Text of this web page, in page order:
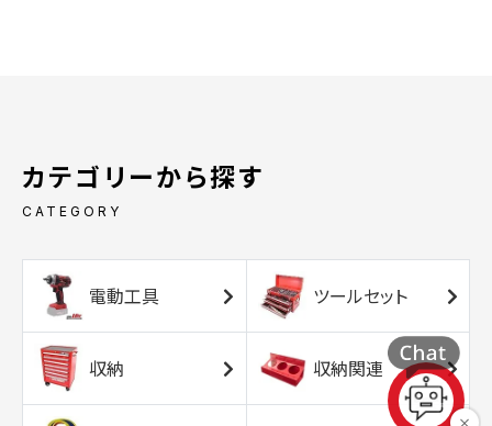
カテゴリーから探す
CATEGORY
電動工具 ツールセット
収納 収納関連